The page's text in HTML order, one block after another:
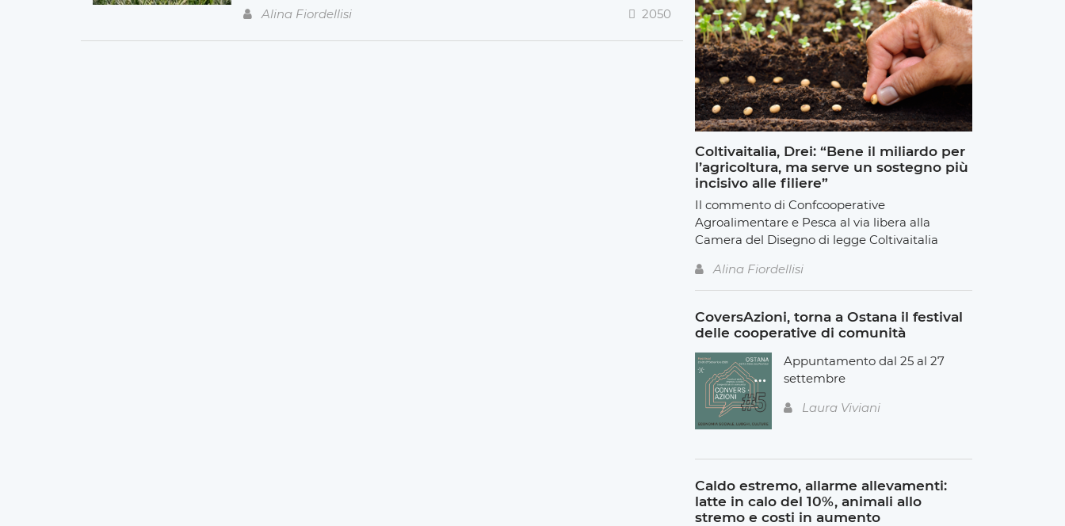
Alina Fiordellisi
2050
Coltivaitalia, Drei: “Bene il miliardo per
l’agricoltura, ma serve un sostegno più
incisivo alle filiere”
Il commento di Confcooperative
Agroalimentare e Pesca al via libera alla
Camera del Disegno di legge Coltivaitalia
Alina Fiordellisi
CoversAzioni, torna a Ostana il festival
delle cooperative di comunità
Appuntamento dal 25 al 27
settembre
Laura Viviani
Caldo estremo, allarme allevamenti:
latte in calo del 10%, animali allo
stremo e costi in aumento